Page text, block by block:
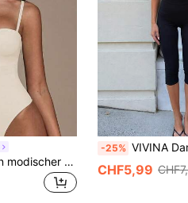
SHEIN BAE Damen modischer einfarbiger Lässig Spaghetti-Träger Bodysuit, Sommer
-25% VIVINA Damen einfarbiger minimalistischer lässiger Sport-Jumpsuit mit
CHF5,99